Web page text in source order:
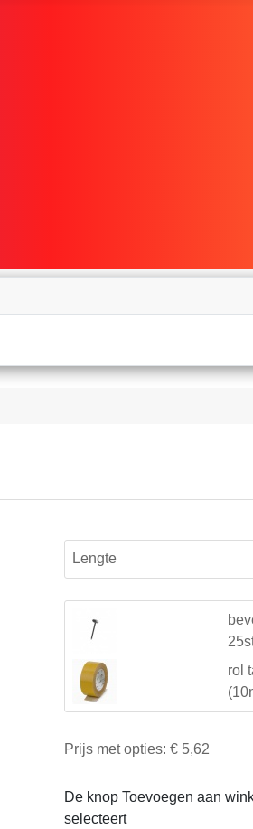
Lengte
rol
Prijs met opties: € 5,62
De knop Toevoegen aan
selecteert